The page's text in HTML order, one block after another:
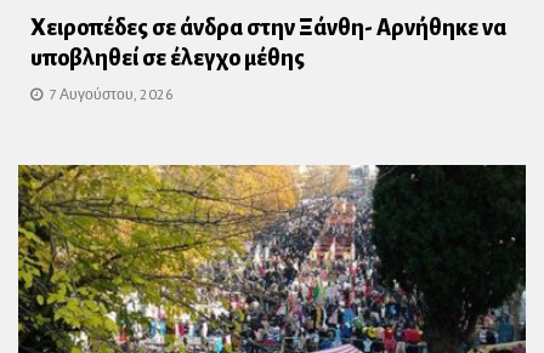
Χειροπέδες σε άνδρα στην Ξάνθη- Αρνήθηκε να
υποβληθεί σε έλεγχο μέθης
7 Αυγούστου, 2026